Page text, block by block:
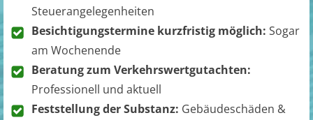
Steuerangelegenheiten
Besichtigungstermine kurzfristig möglich: Sogar
am Wochenende
Beratung zum Verkehrswertgutachten:
Professionell und aktuell
Feststellung der Substanz: Gebäudeschäden &